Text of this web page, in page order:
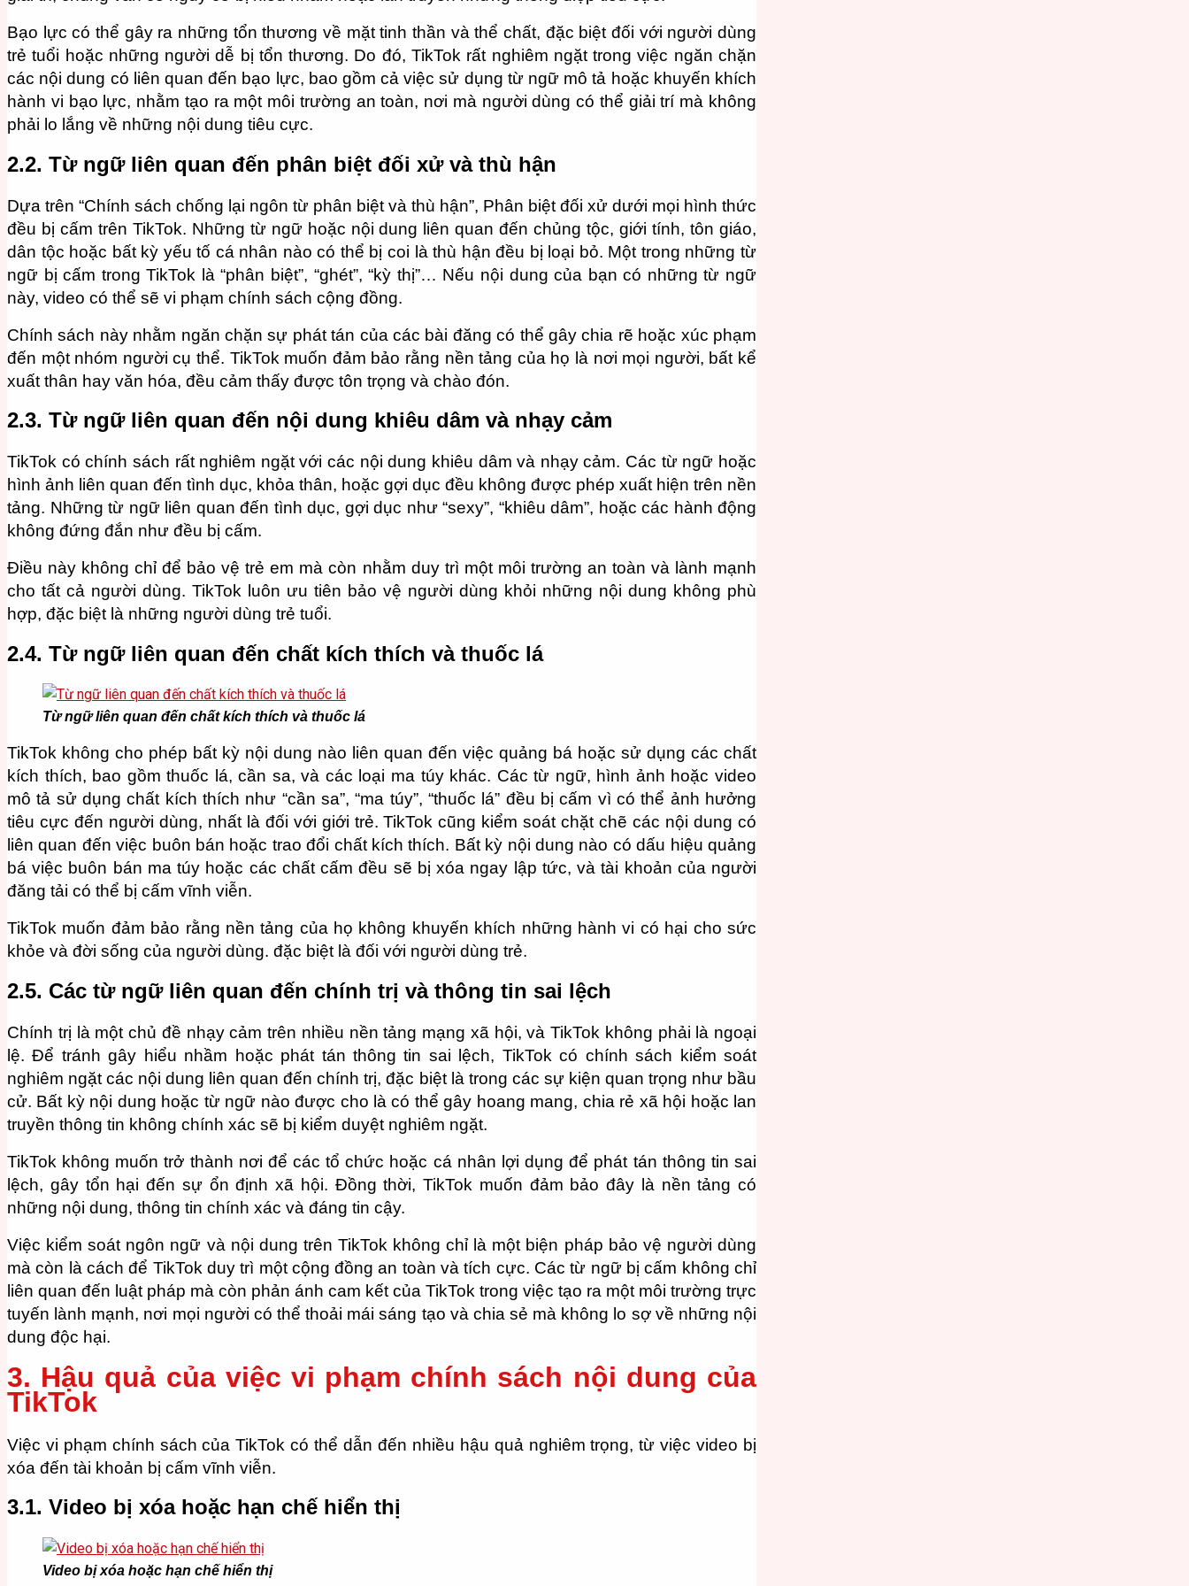
Bạo lực có thể gây ra những tổn thương về mặt tinh thần và thể chất, đặc biệt đối với người dùng
trẻ tuổi hoặc những người dễ bị tổn thương. Do đó, TikTok rất nghiêm ngặt trong việc ngăn chặn
các nội dung có liên quan đến bạo lực, bao gồm cả việc sử dụng từ ngữ mô tả hoặc khuyến khích
hành vi bạo lực, nhằm tạo ra một môi trường an toàn, nơi mà người dùng có thể giải trí mà không
phải lo lắng về những nội dung tiêu cực.
2.2. Từ ngữ liên quan đến phân biệt đối xử và thù hận
Dựa trên “Chính sách chống lại ngôn từ phân biệt và thù hận”, Phân biệt đối xử dưới mọi hình thức
đều bị cấm trên TikTok. Những từ ngữ hoặc nội dung liên quan đến chủng tộc, giới tính, tôn giáo,
dân tộc hoặc bất kỳ yếu tố cá nhân nào có thể bị coi là thù hận đều bị loại bỏ. Một trong những từ
ngữ bị cấm trong TikTok là “phân biệt”, “ghét”, “kỳ thị”… Nếu nội dung của bạn có những từ ngữ
này, video có thể sẽ vi phạm chính sách cộng đồng.
Chính sách này nhằm ngăn chặn sự phát tán của các bài đăng có thể gây chia rẽ hoặc xúc phạm
đến một nhóm người cụ thể. TikTok muốn đảm bảo rằng nền tảng của họ là nơi mọi người, bất kể
xuất thân hay văn hóa, đều cảm thấy được tôn trọng và chào đón.
2.3. Từ ngữ liên quan đến nội dung khiêu dâm và nhạy cảm
TikTok có chính sách rất nghiêm ngặt với các nội dung khiêu dâm và nhạy cảm. Các từ ngữ hoặc
hình ảnh liên quan đến tình dục, khỏa thân, hoặc gợi dục đều không được phép xuất hiện trên nền
tảng. Những từ ngữ liên quan đến tình dục, gợi dục như “sexy”, “khiêu dâm”, hoặc các hành động
không đứng đắn như đều bị cấm.
Điều này không chỉ để bảo vệ trẻ em mà còn nhằm duy trì một môi trường an toàn và lành mạnh
cho tất cả người dùng. TikTok luôn ưu tiên bảo vệ người dùng khỏi những nội dung không phù
hợp, đặc biệt là những người dùng trẻ tuổi.
2.4. Từ ngữ liên quan đến chất kích thích và thuốc lá
Từ ngữ liên quan đến chất kích thích và thuốc lá
TikTok không cho phép bất kỳ nội dung nào liên quan đến việc quảng bá hoặc sử dụng các chất
kích thích, bao gồm thuốc lá, cần sa, và các loại ma túy khác. Các từ ngữ, hình ảnh hoặc video
mô tả sử dụng chất kích thích như “cần sa”, “ma túy”, “thuốc lá” đều bị cấm vì có thể ảnh hưởng
tiêu cực đến người dùng, nhất là đối với giới trẻ. TikTok cũng kiểm soát chặt chẽ các nội dung có
liên quan đến việc buôn bán hoặc trao đổi chất kích thích. Bất kỳ nội dung nào có dấu hiệu quảng
bá việc buôn bán ma túy hoặc các chất cấm đều sẽ bị xóa ngay lập tức, và tài khoản của người
đăng tải có thể bị cấm vĩnh viễn.
TikTok muốn đảm bảo rằng nền tảng của họ không khuyến khích những hành vi có hại cho sức
khỏe và đời sống của người dùng. đặc biệt là đối với người dùng trẻ.
2.5. Các từ ngữ liên quan đến chính trị và thông tin sai lệch
Chính trị là một chủ đề nhạy cảm trên nhiều nền tảng mạng xã hội, và TikTok không phải là ngoại
lệ. Để tránh gây hiểu nhầm hoặc phát tán thông tin sai lệch, TikTok có chính sách kiểm soát
nghiêm ngặt các nội dung liên quan đến chính trị, đặc biệt là trong các sự kiện quan trọng như bầu
cử. Bất kỳ nội dung hoặc từ ngữ nào được cho là có thể gây hoang mang, chia rẻ xã hội hoặc lan
truyền thông tin không chính xác sẽ bị kiểm duyệt nghiêm ngặt.
TikTok không muốn trở thành nơi để các tổ chức hoặc cá nhân lợi dụng để phát tán thông tin sai
lệch, gây tổn hại đến sự ổn định xã hội. Đồng thời, TikTok muốn đảm bảo đây là nền tảng có
những nội dung, thông tin chính xác và đáng tin cậy.
Việc kiểm soát ngôn ngữ và nội dung trên TikTok không chỉ là một biện pháp bảo vệ người dùng
mà còn là cách để TikTok duy trì một cộng đồng an toàn và tích cực. Các từ ngữ bị cấm không chỉ
liên quan đến luật pháp mà còn phản ánh cam kết của TikTok trong việc tạo ra một môi trường trực
tuyến lành mạnh, nơi mọi người có thể thoải mái sáng tạo và chia sẻ mà không lo sợ về những nội
dung độc hại.
3. Hậu quả của việc vi phạm chính sách nội dung của
TikTok
Việc vi phạm chính sách của TikTok có thể dẫn đến nhiều hậu quả nghiêm trọng, từ việc video bị
xóa đến tài khoản bị cấm vĩnh viễn.
3.1. Video bị xóa hoặc hạn chế hiển thị
Video bị xóa hoặc hạn chế hiển thị